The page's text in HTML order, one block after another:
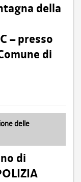
della
– presso
di
delle
di